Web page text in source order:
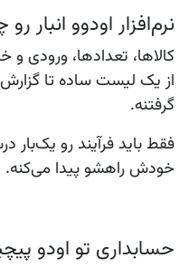
نرم‌افزار اودوو انبار
کالاها، تعدادها، ورودی
گرفتنه.
فقط باید فرآیند رو
خودش راهشو پیدا می‌کنه.
حسابداری تو اودو